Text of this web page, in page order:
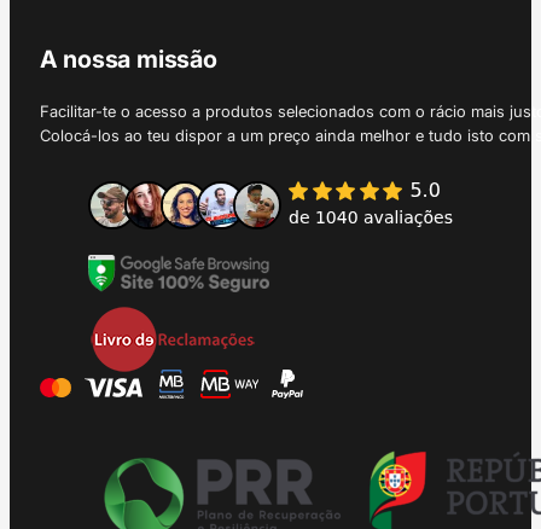
A nossa missão
Facilitar-te o acesso a produtos selecionados com o rácio mais
Colocá-los ao teu dispor a um preço ainda melhor e tudo isto